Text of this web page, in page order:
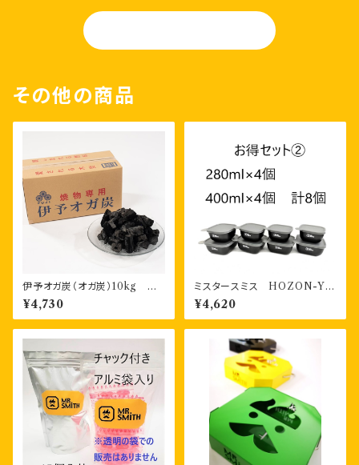
その他の商品
伊予オガ炭（オガ炭）10kg 形
状 四角形八角形
¥4,730
ミスタースミス HOZON-YO
KI 書き込める保存容器 28
0ml4個・400ml４個 計８個
お得セット②
¥4,620